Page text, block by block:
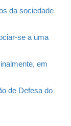
da sociedade
se a uma
em
de Defesa do